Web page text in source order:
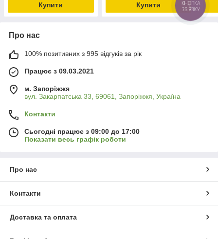
Купити Купити
Про нас
100% позитивних з 995 відгуків за рік
Працює з 09.03.2021
м. Запоріжжя
вул. Закарпатська 33, 69061, Запоріжжя, Україна
Контакти
Сьогодні працює з 09:00 до 17:00
Показати весь графік роботи
Про нас
Контакти
Доставка та оплата